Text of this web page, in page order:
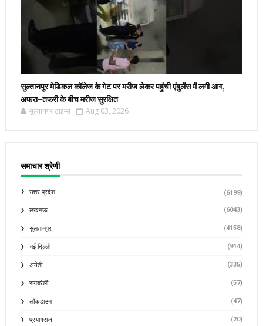
सुल्तानपुर मेडिकल कॉलेज के गेट पर मरीज लेकर पहुंची एंबुलेंस में लगी आग,
अफरा-तफरी के बीच मरीज सुरक्षित
सुल्तानपुर टाइम्स Aug 03, 2026
समाचार श्रेणी
उत्तर प्रदेश (6199)
लखनऊ (6043)
सुलतानपुर (4158)
नई दिल्ली (914)
अमेठी (335)
रायबरेली (57)
लॉकडाउन (47)
प्रयागराज (20)